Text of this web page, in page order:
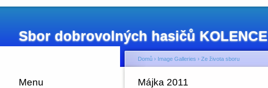
Sbor dobrovolných hasičů KOLENCE
Menu
Domů › Image Galleries › Ze života sboru
Májka 2011